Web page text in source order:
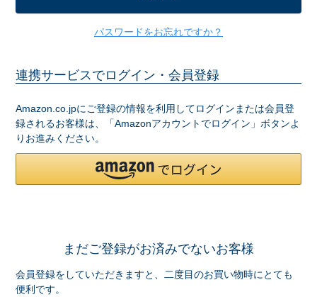
パスワードをお忘れですか？
連携サービスでログイン・会員登録
Amazon.co.jpにご登録の情報を利用してログインまたは会員登
録されるお客様は、「Amazonアカウントでログイン」ボタンよ
りお進みください。
まだご登録がお済みでないお客様
会員登録をしていただきますと、二度目のお買い物時にとても
便利です。